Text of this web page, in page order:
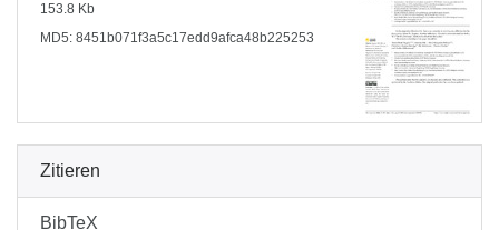
153.8 Kb
MD5: 8451b071f3a5c17edd9afca48b225253
Zitieren
BibTeX